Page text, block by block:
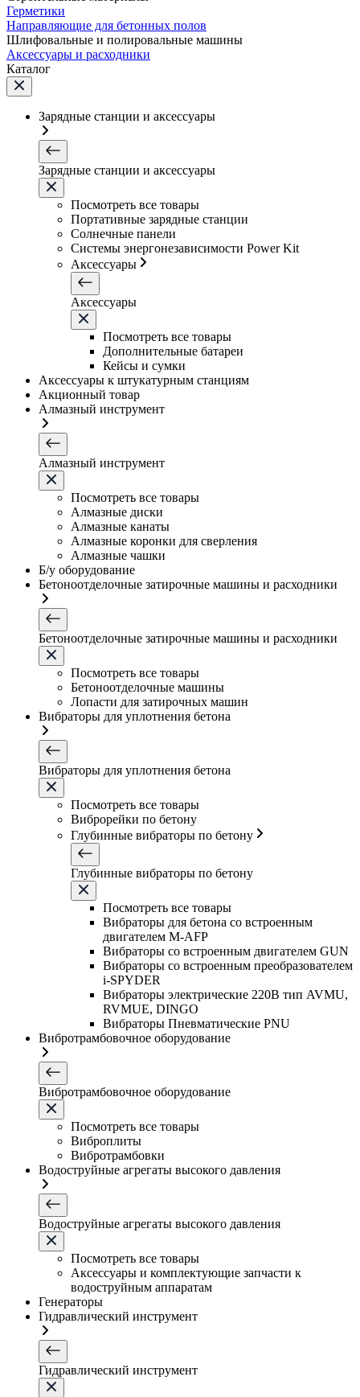
Герметики
Направляющие для бетонных полов
Шлифовальные и полировальные машины
Аксессуары и расходники
Каталог
Зарядные станции и аксессуары
Зарядные станции и аксессуары
Посмотреть все товары
Портативные зарядные станции
Солнечные панели
Системы энергонезависимости Power Kit
Аксессуары
Аксессуары
Посмотреть все товары
Дополнительные батареи
Кейсы и сумки
Аксессуары к штукатурным станциям
Акционный товар
Алмазный инструмент
Алмазный инструмент
Посмотреть все товары
Алмазные диски
Алмазные канаты
Алмазные коронки для сверления
Алмазные чашки
Б/у оборудование
Бетоноотделочные затирочные машины и расходники
Бетоноотделочные затирочные машины и расходники
Посмотреть все товары
Бетоноотделочные машины
Лопасти для затирочных машин
Вибраторы для уплотнения бетона
Вибраторы для уплотнения бетона
Посмотреть все товары
Виброрейки по бетону
Глубинные вибраторы по бетону
Глубинные вибраторы по бетону
Посмотреть все товары
Вибраторы для бетона со встроенным
двигателем M-AFP
Вибраторы со встроенным двигателем GUN
Вибраторы со встроенным преобразователем
i-SPYDER
Вибраторы электрические 220B тип AVMU,
RVMUE, DINGO
Вибраторы Пневматические PNU
Вибротрамбовочное оборудование
Вибротрамбовочное оборудование
Посмотреть все товары
Виброплиты
Вибротрамбовки
Водоструйные агрегаты высокого давления
Водоструйные агрегаты высокого давления
Посмотреть все товары
Аксессуары и комплектующие запчасти к
водоструйным аппаратам
Генераторы
Гидравлический инструмент
Гидравлический инструмент